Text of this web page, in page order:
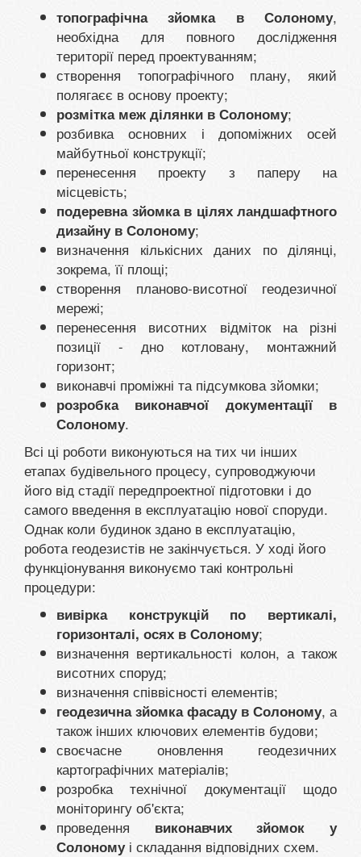
топографічна зйомка в Солоному,
необхідна для повного дослідження
території перед проектуванням;
створення топографічного плану, який
полягаєє в основу проекту;
розмітка меж ділянки в Солоному;
розбивка основних і допоміжних осей
майбутньої конструкції;
перенесення проекту з паперу на
місцевість;
подеревна зйомка в цілях ландшафтного
дизайну в Солоному;
визначення кількісних даних по ділянці,
зокрема, її площі;
створення планово-висотної геодезичної
мережі;
перенесення висотних відміток на різні
позиції - дно котловану, монтажний
горизонт;
виконавчі проміжні та підсумкова зйомки;
розробка виконавчої документації в
Солоному.
Всі ці роботи виконуються на тих чи інших
етапах будівельного процесу, супроводжуючи
його від стадії передпроектної підготовки і до
самого введення в експлуатацію нової споруди.
Однак коли будинок здано в експлуатацію,
робота геодезистів не закінчується. У ході його
функціонування виконуємо такі контрольні
процедури:
вивірка конструкцій по вертикалі,
горизонталі, осях в Солоному;
визначення вертикальності колон, а також
висотних споруд;
визначення співвісності елементів;
геодезична зйомка фасаду в Солоному, а
також інших ключових елементів будови;
своєчасне оновлення геодезичних
картографічних матеріалів;
розробка технічної документації щодо
моніторингу об'єкта;
проведення виконавчих зйомок у
Солономуі складання відповідних схем.